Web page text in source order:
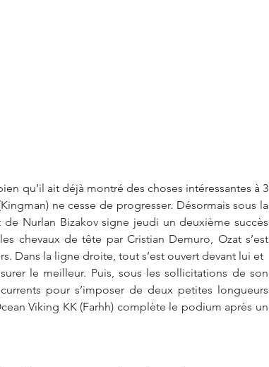
qu’il ait déjà montré des choses intéressantes à 3
ne cesse de progresser. Désormais sous la
Nurlan Bizakov signe jeudi un deuxième succès
chevaux de tête par Cristian Demuro, Ozat s’est
Dans la ligne droite, tout s’est ouvert devant lui et
le meilleur. Puis, sous les sollicitations de son
pour s’imposer de deux petites longueurs
Viking KK (Farhh) complète le podium après un